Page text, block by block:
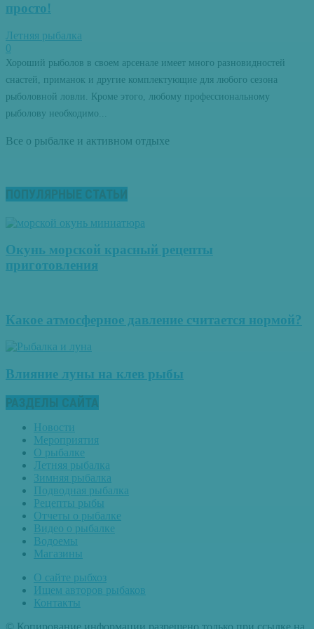
просто!
Летняя рыбалка
0
Хороший рыболов в своем арсенале имеет много разновидностей
снастей, приманок и другие комплектующие для любого сезона
рыболовной ловли. Кроме этого, любому профессиональному
рыболову необходимо...
Все о рыбалке и активном отдыхе
ПОПУЛЯРНЫЕ СТАТЬИ
Окунь морской красный рецепты
приготовления
Какое атмосферное давление считается нормой?
Влияние луны на клев рыбы
РАЗДЕЛЫ САЙТА
Новости
Мероприятия
О рыбалке
Летняя рыбалка
Зимняя рыбалка
Подводная рыбалка
Рецепты рыбы
Отчеты о рыбалке
Видео о рыбалке
Водоемы
Магазины
О сайте рыбхоз
Ищем авторов рыбаков
Контакты
© Копирование информации разрешено только при ссылке на